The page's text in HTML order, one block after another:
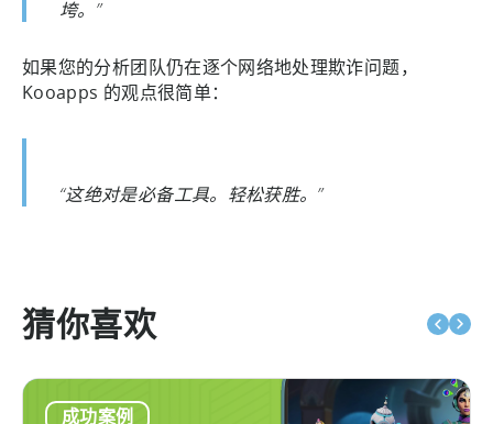
垮。”
如果您的分析团队仍在逐个网络地处理欺诈问题，
Kooapps 的观点很简单：
“这绝对是必备工具。轻松获胜。”
猜你喜欢
成功案例